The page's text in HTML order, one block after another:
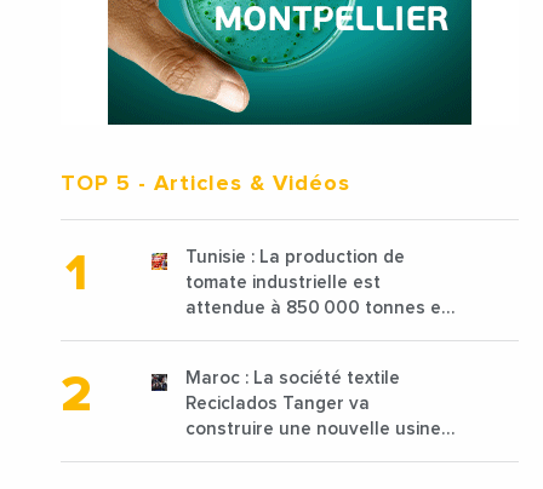
TOP 5 - Articles & Vidéos
Tunisie : La production de
tomate industrielle est
attendue à 850 000 tonnes en
Maroc : La société textile
Reciclados Tanger va
construire une nouvelle usine